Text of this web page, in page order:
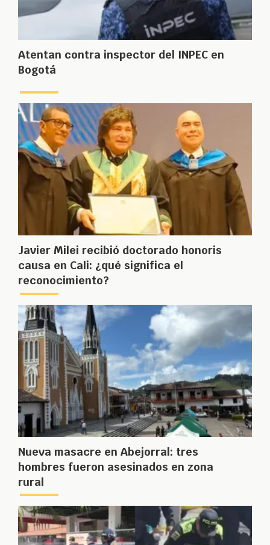
Atentan contra inspector del INPEC en
Bogotá
Javier Milei recibió doctorado honoris
causa en Cali: ¿qué significa el
reconocimiento?
Nueva masacre en Abejorral: tres
hombres fueron asesinados en zona
rural